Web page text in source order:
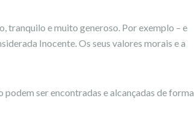
tranquilo e muito generoso. Por exemplo – e
Inocente. Os seus valores morais e a
ser encontradas e alcançadas de forma